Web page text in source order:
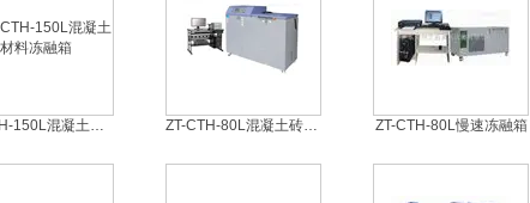
ZT-CTH-150L混凝土材料冻融箱 ZT-CTH-80L混凝土砖冻融箱 ZT-CTH-80L慢速冻融箱